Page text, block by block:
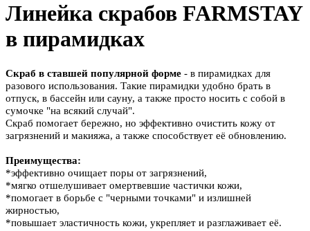
Линейка скрабов FARMSTAY
в пирамидках
Скраб в ставшей популярной форме - в пирамидках для
разового использования. Такие пирамидки удобно брать в
отпуск, в бассейн или сауну, а также просто носить с собой в
сумочке "на всякий случай".
Скраб помогает бережно, но эффективно очистить кожу от
загрязнений и макияжа, а также способствует её обновлению.
Преимущества:
*эффективно очищает поры от загрязнений,
*мягко отшелушивает омертвевшие частички кожи,
*помогает в борьбе с "черными точками" и излишней
жирностью,
*повышает эластичность кожи, укрепляет и разглаживает её.